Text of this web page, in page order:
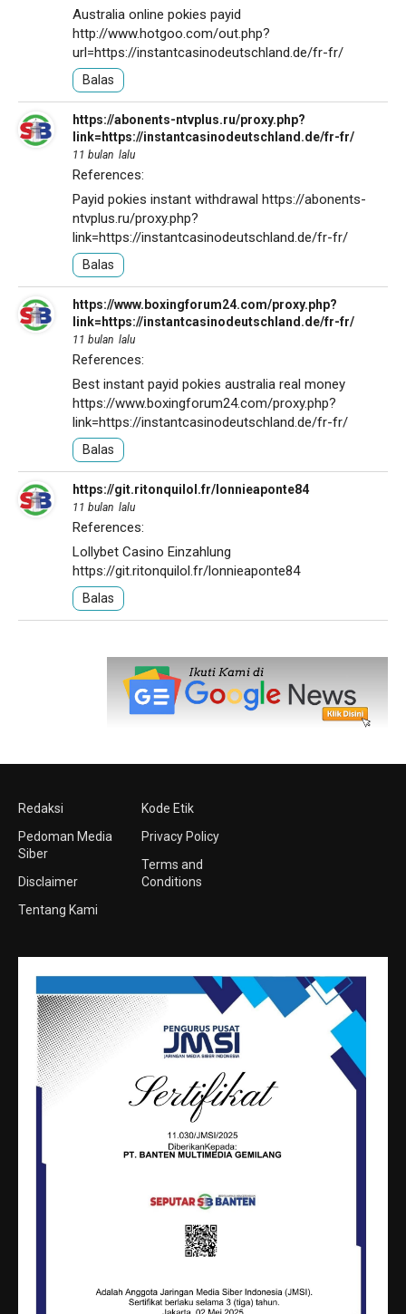
Australia online pokies payid
http://www.hotgoo.com/out.php?
url=https://instantcasinodeutschland.de/fr-fr/
Balas
https://abonents-ntvplus.ru/proxy.php?
link=https://instantcasinodeutschland.de/fr-fr/
11 bulan lalu
References:
Payid pokies instant withdrawal https://abonents-
ntvplus.ru/proxy.php?
link=https://instantcasinodeutschland.de/fr-fr/
Balas
https://www.boxingforum24.com/proxy.php?
link=https://instantcasinodeutschland.de/fr-fr/
11 bulan lalu
References:
Best instant payid pokies australia real money
https://www.boxingforum24.com/proxy.php?
link=https://instantcasinodeutschland.de/fr-fr/
Balas
https://git.ritonquilol.fr/lonnieaponte84
11 bulan lalu
References:
Lollybet Casino Einzahlung
https://git.ritonquilol.fr/lonnieaponte84
Balas
Redaksi
Pedoman Media
Siber
Disclaimer
Tentang Kami
Kode Etik
Privacy Policy
Terms and
Conditions